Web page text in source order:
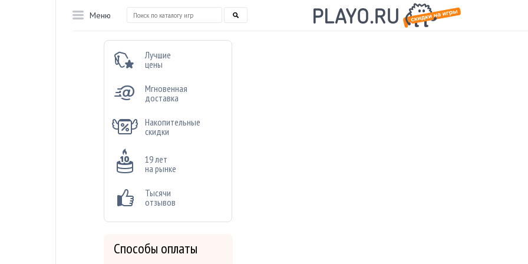
Меню
Лучшие
цены
Мгновенная
доставка
Накопительные
скидки
19 лет
на рынке
Тысячи
отзывов
Способы оплаты